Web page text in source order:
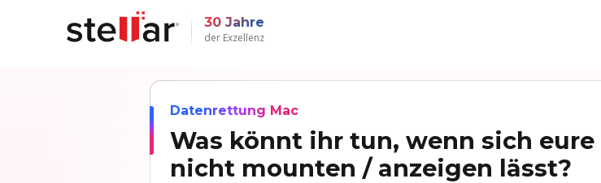
30 Jahre
der Exzellenz
Datenrettung Mac
Was könnt ihr tun, wenn sich
nicht mounten / anzeigen lässt?